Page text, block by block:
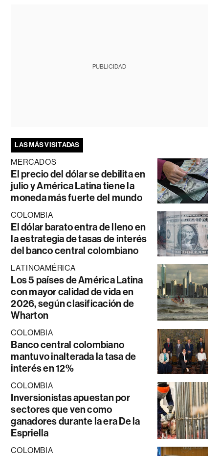
PUBLICIDAD
LAS MÁS VISITADAS
MERCADOS
El precio del dólar se debilita en
julio y América Latina tiene la
moneda más fuerte del mundo
COLOMBIA
El dólar barato entra de lleno en
la estrategia de tasas de interés
del banco central colombiano
LATINOAMÉRICA
Los 5 países de América Latina
con mayor calidad de vida en
2026, según clasificación de
Wharton
COLOMBIA
Banco central colombiano
mantuvo inalterada la tasa de
interés en 12%
COLOMBIA
Inversionistas apuestan por
sectores que ven como
ganadores durante la era De la
Espriella
COLOMBIA